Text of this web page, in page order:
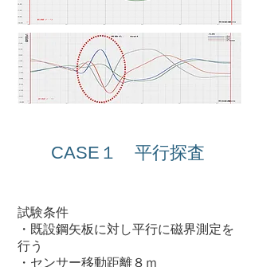
CASE１ 平行探査
試験条件
・既設鋼矢板に対し平行に磁界測定を
行う
・センサー移動距離８ｍ